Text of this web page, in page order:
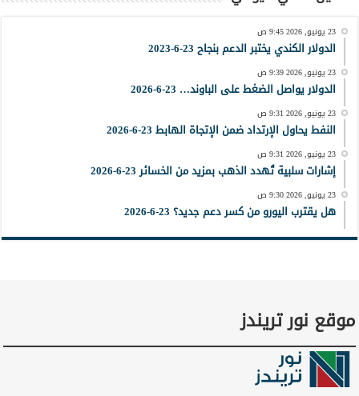
23 يونيو, 2026 9:45 ص
الدولار الكندي يختبر الدعم بنجاح 23-6-2023
23 يونيو, 2026 9:39 ص
الدولار يواصل الضغط على الباوند… 23-6-2026
23 يونيو, 2026 9:31 ص
النفط يحاول الإرتداد ضمن الإتجاة الهابط 23-6-2026
23 يونيو, 2026 9:31 ص
إشارات سلبية تُهدد الذهب بمزيد من الخسائر 23-6-2026
23 يونيو, 2026 9:30 ص
هل يقترب اليورو من كسر دعم جديد؟ 23-6-2026
موقع نور تريندز